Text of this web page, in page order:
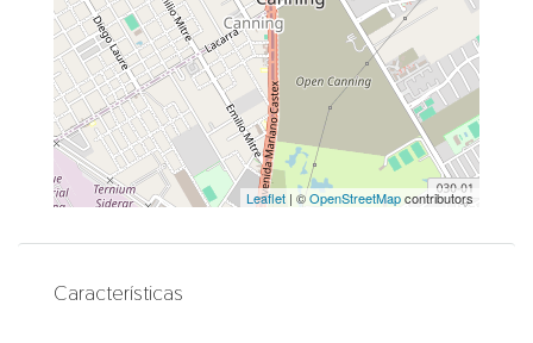
Leaflet | ©OpenStreetMapcontributors
Características